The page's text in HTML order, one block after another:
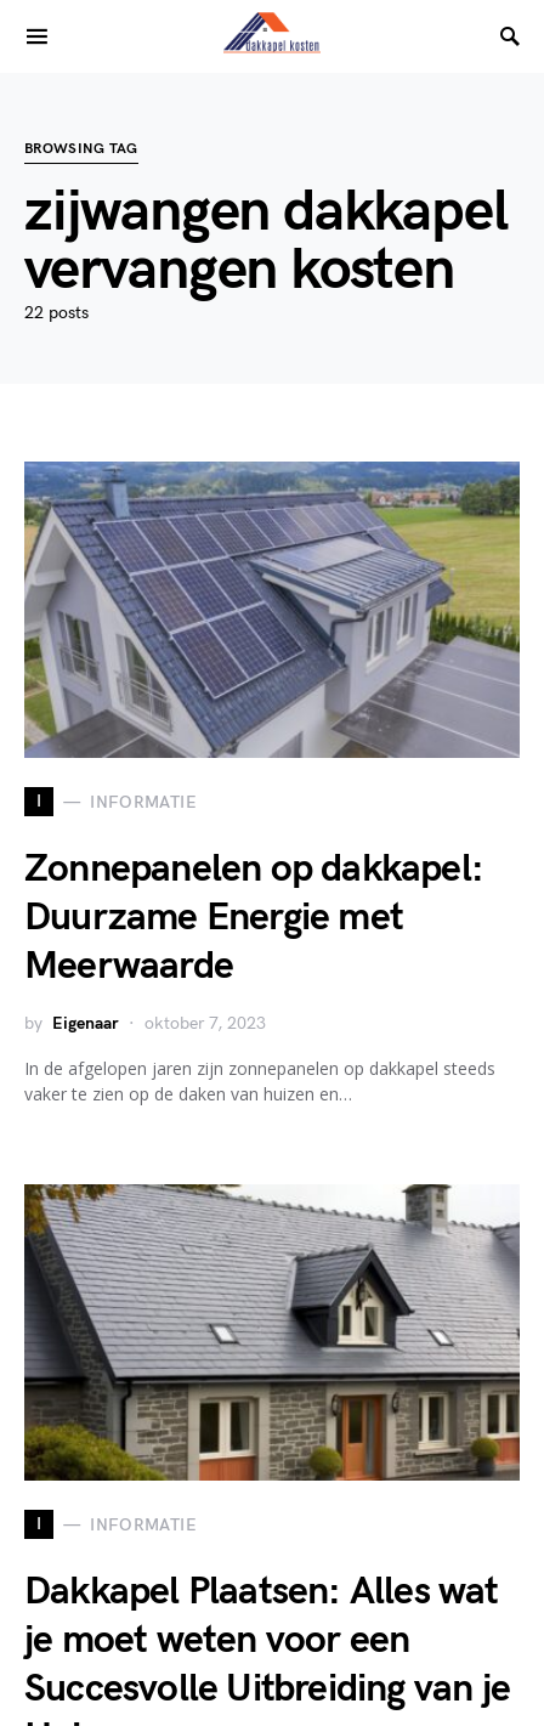
BROWSING TAG
zijwangen dakkapel
vervangen kosten
22 posts
I INFORMATIE
Zonnepanelen op dakkapel:
Duurzame Energie met
Meerwaarde
by Eigenaar oktober 7, 2023
In de afgelopen jaren zijn zonnepanelen op dakkapel steeds
vaker te zien op de daken van huizen en…
I INFORMATIE
Dakkapel Plaatsen: Alles wat
je moet weten voor een
Succesvolle Uitbreiding van je